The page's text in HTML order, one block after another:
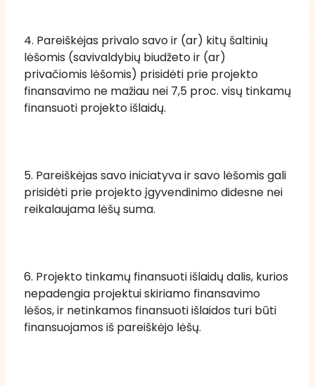
4. Pareiškėjas privalo savo ir (ar) kitų šaltinių
lėšomis (savivaldybių biudžeto ir (ar)
privačiomis lėšomis) prisidėti prie projekto
finansavimo ne mažiau nei 7,5 proc. visų tinkamų
finansuoti projekto išlaidų.
5. Pareiškėjas savo iniciatyva ir savo lėšomis gali
prisidėti prie projekto įgyvendinimo didesne nei
reikalaujama lėšų suma.
6. Projekto tinkamų finansuoti išlaidų dalis, kurios
nepadengia projektui skiriamo finansavimo
lėšos, ir netinkamos finansuoti išlaidos turi būti
finansuojamos iš pareiškėjo lėšų.